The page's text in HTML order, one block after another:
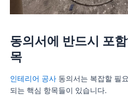
동의서에 반드시 포
목
인테리어 공사 동의서는 복잡할 필
되는 핵심 항목들이 있습니다.